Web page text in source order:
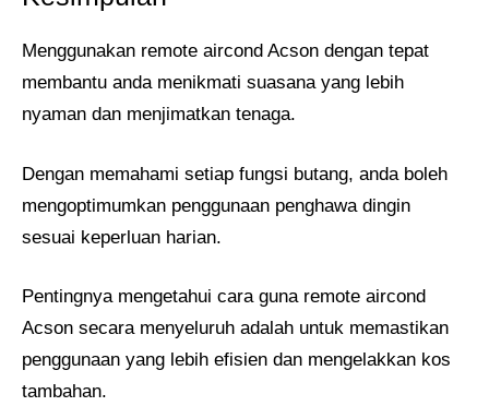
Menggunakan remote aircond Acson dengan tepat
membantu anda menikmati suasana yang lebih
nyaman dan menjimatkan tenaga.
Dengan memahami setiap fungsi butang, anda boleh
mengoptimumkan penggunaan penghawa dingin
sesuai keperluan harian.
Pentingnya mengetahui cara guna remote aircond
Acson secara menyeluruh adalah untuk memastikan
penggunaan yang lebih efisien dan mengelakkan kos
tambahan.